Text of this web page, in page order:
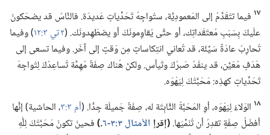
١٧ فيما تتَقَدَّمُ إلى المَعمودِيَّة،‏ ستُواجِهُ تَحَدِّياتٍ عَديدَة.‏ فالنَّاسُ قد يضحَكونَ
علَيكَ بِسَبَبِ مُعتَقَداتِك،‏ أو حتَّى يُقاوِمونَكَ أو يضطَهِدونَك.‏ (‏٢ تي ٣:‏١٢
‏)‏ وفيما
تُحارِبُ عادَةً سَيِّئَة،‏ قد تُعاني انتِكاساتٍ مِن وَقتٍ إلى آخَر.‏ وفيما تسعى إلى
هَدَفٍ مُعَيَّن،‏ قد ينفَدُ صَبرُكَ وتَيأس.‏ ولكنْ هُناك صِفَةٌ مُهِمَّة تُساعِدُكَ لِتُواجِهَ
تَحَدِّياتٍ كهذِه:‏ مَحَبَّتُكَ لِيَهْوَه.‏
١٨ الوَلاءُ لِيَهْوَه،‏ أوِ المَحَبَّةُ الثَّابِتَة له،‏ صِفَةٌ جَميلَة جِدًّا.‏ (‏أم ٣:‏٣
‏،‏ الحاشية)‏ إنَّها
أفضَلُ صِفَةٍ تقدِرُ أن تُنَمِّيَها.‏‏(‏إقرإ الأمثال ٣:‏٣-‏٦ ‏.‏)‏فحينَ تكونُ مَحَبَّتُكَ لِلّٰهِ